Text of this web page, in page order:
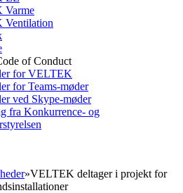
Varme
of Conduct
for VELTEK
for Teams-møder
ved Skype-møder
fra Konkurrence- og
»VELTEK deltager i projekt for